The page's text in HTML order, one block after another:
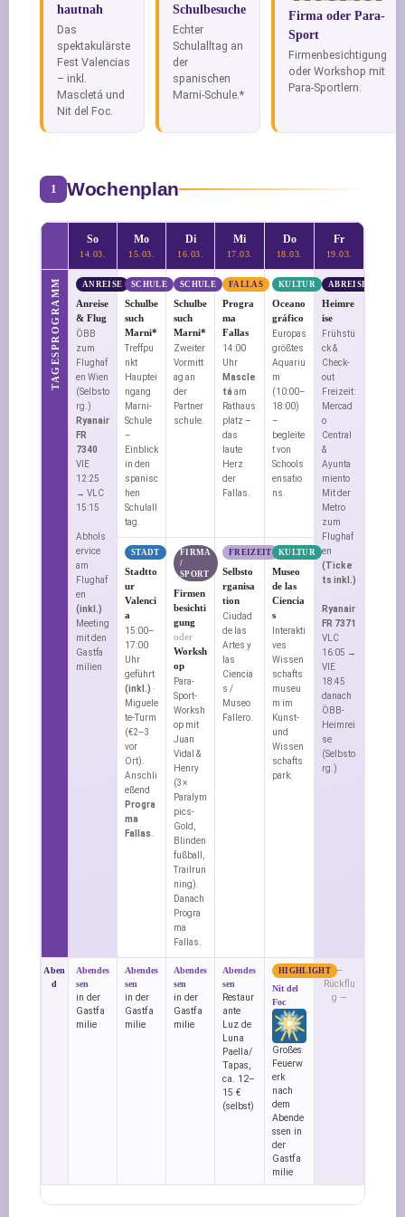
hautnah
Das
spektakulärste
Fest Valencias
– inkl.
Mascletá und
Nit del Foc.
Schulbesuche
Echter
Schulalltag an
der
spanischen
Marni-Schule.*
Firma oder Para-
Sport
Firmenbesichtigung
oder Workshop mit
Para-Sportlern.
1 Wochenplan
So
14.03.
Mo
15.03.
Di
16.03.
Mi
17.03.
Do
18.03.
Fr
19.03.
TAGESPROGRAMM ANREISE
Anreise
& Flug
ÖBB
zum
Flughaf
en Wien
(Selbsto
rg.)
Ryanair
FR
7340
VIE
12:25
→ VLC
15:15
Abhols
ervice
am
Flughaf
en
(inkl.)
Meeting
mit den
Gastfa
milien
SCHULE
Schulbe
such
Marni*
Treffpu
nkt
Hauptei
ngang
Marni-
Schule
–
Einblick
in den
spanisc
hen
Schulall
tag.
SCHULE
Schulbe
such
Marni*
Zweiter
Vormitt
ag an
der
Partner
schule.
FALLAS
Progra
ma
Fallas
14:00
Uhr
Mascle
táam
Rathaus
platz –
das
laute
Herz
der
Fallas.
KULTUR
Oceano
gráfico
Europas
größtes
Aquariu
m
(10:00–
18:00)
–
begleite
t von
Schools
ensatio
ns.
ABREISE
Heimre
ise
Frühstü
ck &
Check-
out
Freizeit:
Mercad
o
Central
&
Ayunta
miento
Mit der
Metro
zum
Flughaf
en
(Ticke
ts inkl.)
Ryanair
FR 7371
VLC
16:05 →
VIE
18:45
danach
ÖBB-
Heimrei
se
(Selbsto
rg.)
STADT
Stadtto
ur
Valenci
a
15:00–
17:00
Uhr
geführt
(inkl.) ·
Miguele
te-Turm
(€2–3
vor
Ort).
Anschli
eßend
Progra
ma
Fallas.
FIRMA
/
SPORT
Firmen
besichti
gung
oder
Worksh
op
Para-
Sport-
Worksh
op mit
Juan
Vidal &
Henry
(3×
Paralym
pics-
Gold,
Blinden
fußball,
Trailrun
ning).
Danach
Progra
ma
Fallas.
FREIZEIT
Selbsto
rganisa
tion
Ciudad
de las
Artes y
las
Ciencia
s /
Museo
Fallero.
KULTUR
Museo
de las
Ciencia
s
Interakti
ves
Wissen
schafts
museu
m im
Kunst-
und
Wissen
schafts
park.
Aben
d
Abendes
sen
in der
Gastfa
milie
Abendes
sen
in der
Gastfa
milie
Abendes
sen
in der
Gastfa
milie
Abendes
sen
Restaur
ante
Luz de
Luna
Paella/
Tapas,
ca. 12–
15 €
(selbst)
HIGHLIGHT
Nit del
Foc
Großes
Feuerw
erk
nach
dem
Abende
ssen in
der
Gastfa
milie
—
Rückflu
g —